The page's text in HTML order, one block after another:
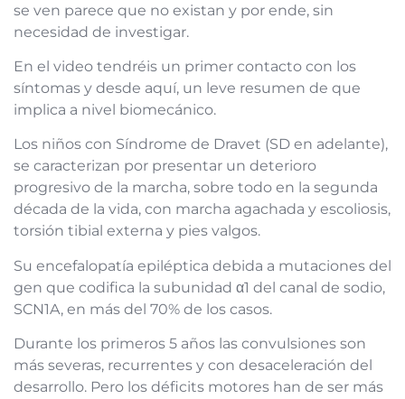
se ven parece que no existan y por ende, sin
necesidad de investigar.
En el video tendréis un primer contacto con los
síntomas y desde aquí, un leve resumen de que
implica a nivel biomecánico.
Los niños con Síndrome de Dravet (SD en adelante),
se caracterizan por presentar un deterioro
progresivo de la marcha, sobre todo en la segunda
década de la vida, con marcha agachada y escoliosis,
torsión tibial externa y pies valgos.
Su encefalopatía epiléptica debida a mutaciones del
gen que codifica la subunidad α1 del canal de sodio,
SCN1A, en más del 70% de los casos.
Durante los primeros 5 años las convulsiones son
más severas, recurrentes y con desaceleración del
desarrollo. Pero los déficits motores han de ser más